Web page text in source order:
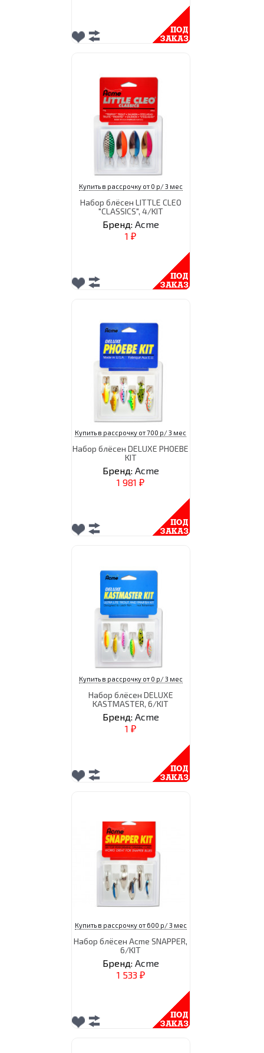
Купить в рассрочку от 0 р/ 3 мес
Набор блёсен LITTLE CLEO
"CLASSICS", 4/KIT
Бренд: Acme
1 ₽
Купить в рассрочку от 700 р/ 3 мес
Набор блёсен DELUXE PHOEBE
KIT
Бренд: Acme
1 981 ₽
Купить в рассрочку от 0 р/ 3 мес
Набор блёсен DELUXE
KASTMASTER, 6/KIT
Бренд: Acme
1 ₽
Купить в рассрочку от 600 р/ 3 мес
Набор блёсен Acme SNAPPER,
6/KIT
Бренд: Acme
1 533 ₽